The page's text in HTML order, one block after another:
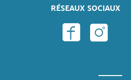
RÉSEAUX SOCIAUX